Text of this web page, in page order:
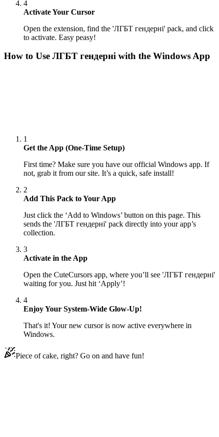
4
Activate Your Cursor
Open the extension, find the 'ЛГБТ гендерні' pack, and click
to activate. Easy peasy!
How to Use ЛГБТ гендерні with the Windows App
1
Get the App (One-Time Setup)
First time? Make sure you have our official Windows app. If
not, grab it from our site. It’s a quick, safe install!
2
Add This Pack to Your App
Just click the ‘Add to Windows’ button on this page. This
sends the 'ЛГБТ гендерні' pack directly into your app’s
collection.
3
Activate in the App
Open the CuteCursors app, where you’ll see 'ЛГБТ гендерні'
waiting for you. Just hit ‘Apply’!
4
Enjoy Your System-Wide Glow-Up!
That's it! Your new cursor is now active everywhere in
Windows.
Piece of cake, right? Go on and have fun!